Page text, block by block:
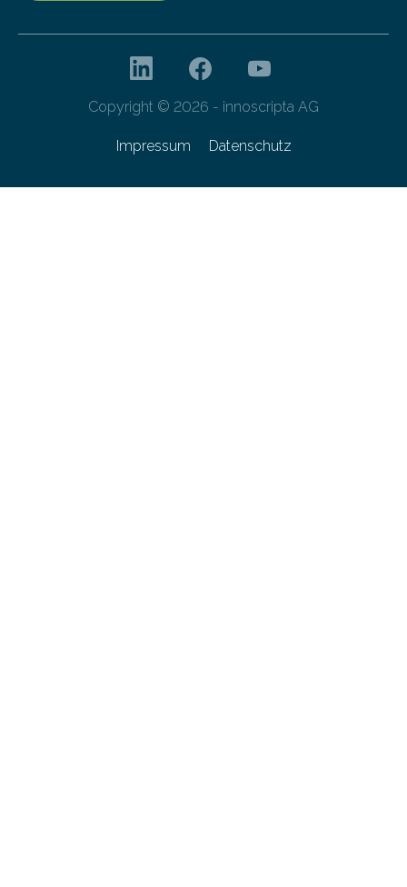
Copyright © 2026 - innoscripta AG
Impressum Datenschutz